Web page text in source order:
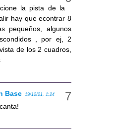
la pista de la
hay que econtrar 8
pequeños, algunos
, por ej, 2
de los 2 cuadros,
Base 19/12/21, 1:24